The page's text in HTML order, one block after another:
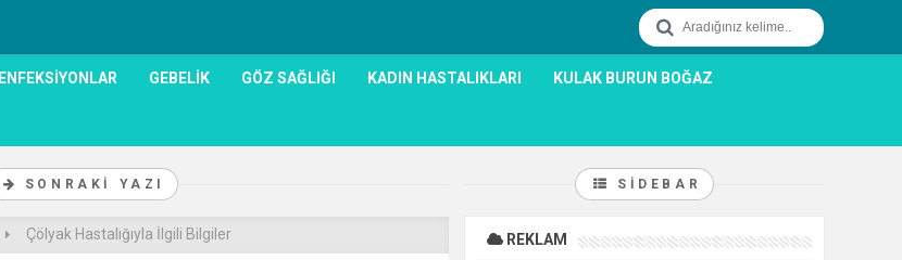
ENFEKSIYONLAR GEBELIK GÖZ SAĞLIĞI KADIN HASTALIKLARI KULAK BURUN BOĞAZ
SONRAKI YAZI
Çölyak Hastalığıyla İlgili Bilgiler
SIDEBAR
REKLAM